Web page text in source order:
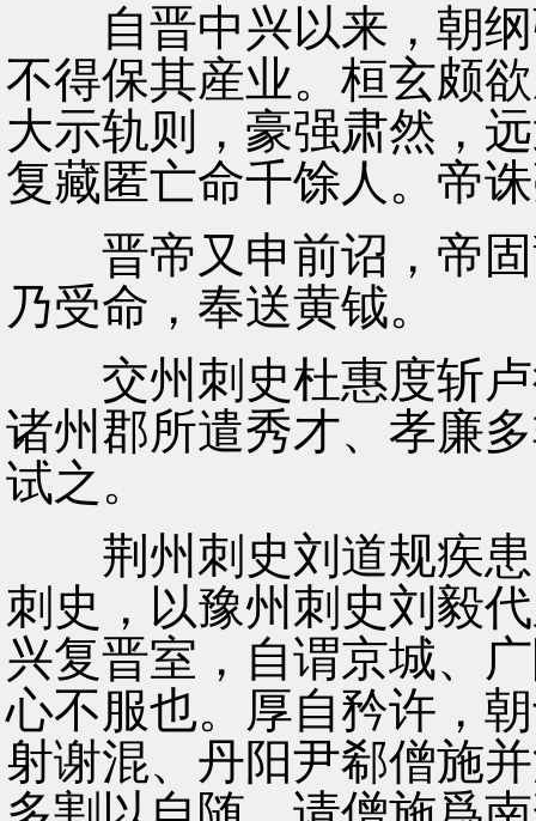
自晋中兴以来，朝纲
不得保其産业。桓玄颇
大示轨则，豪强肃然，
复藏匿亡命千馀人。帝
晋帝又申前诏，帝固
乃受命，奉送黄钺。
交州刺史杜惠度斩卢
诸州郡所遣秀才、孝廉
试之。
荆州刺史刘道规疾患
刺史，以豫州刺史刘毅
兴复晋室，自谓京城、
心不服也。厚自矜许，
射谢混、丹阳尹郗僧施